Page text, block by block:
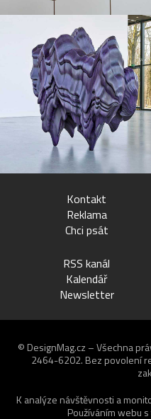
Kontakt
Reklama
Chci psát
RSS kanál
Kalendář
Newsletter
© DesignMag.cz – Všechna
2464-6202. Bez povolení
K analýze návštěvnosti a
Používáním webu